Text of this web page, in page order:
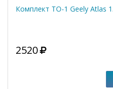
Комплект ТО-1 Geely Atlas
2520